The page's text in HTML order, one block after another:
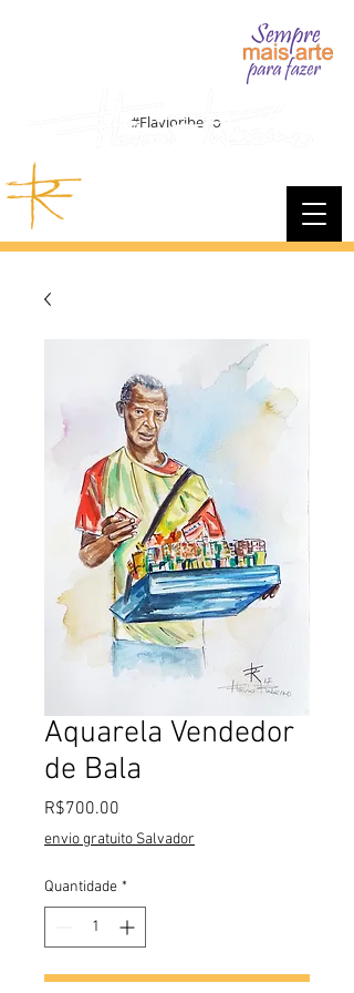
#Flavioribeiro
Aquarela Vendedor
de Bala
R$700.00
envio gratuito Salvador
Quantidade *